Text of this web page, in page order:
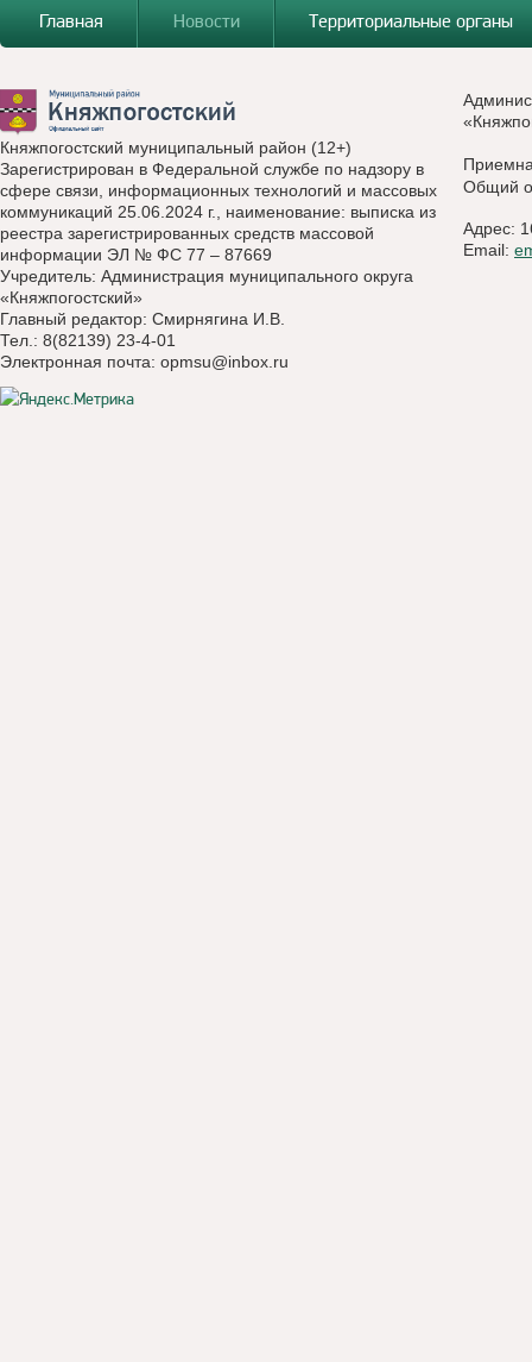
Главная
Новости Территориальные органы
Княжпогостский муниципальный район (12+)
Зарегистрирован в Федеральной службе по надзору в
сфере связи, информационных технологий и массовых
коммуникаций 25.06.2024 г., наименование: выписка из
реестра зарегистрированных средств массовой
информации ЭЛ № ФС 77 – 87669
Учредитель: Администрация муниципального округа
«Княжпогостский»
Главный редактор: Смирнягина И.В.
Тел.: 8(82139) 23-4-01
Электронная почта: opmsu@inbox.ru
Общий
Адрес:
Email: